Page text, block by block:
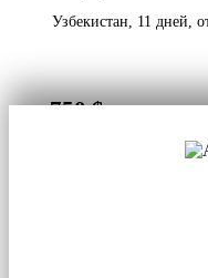
Узбекистан, 11 дней,
от750 $